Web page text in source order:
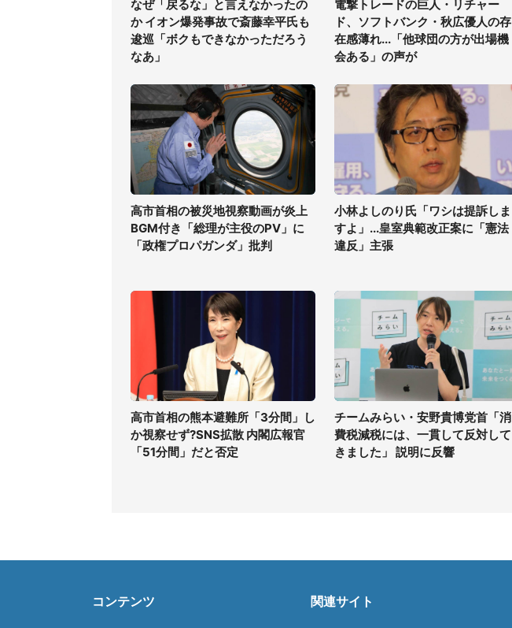
なぜ「戻るな」と言えなかったの
か イオン爆発事故で斎藤幸平氏も
逡巡「ボクもできなかっただろう
なあ」
電撃トレードの巨人・リチャー
ド、ソフトバンク・秋広優人の存
在感薄れ...「他球団の方が出場機
会ある」の声が
高市首相の被災地視察動画が炎上
BGM付き「総理が主役のPV」に
「政権プロパガンダ」批判
小林よしのり氏「ワシは提訴しま
すよ」...皇室典範改正案に「憲法
違反」主張
高市首相の熊本避難所「3分間」し
か視察せず?SNS拡散 内閣広報官
「51分間」だと否定
チームみらい・安野貴博党首「消
費税減税には、一貫して反対して
きました」 説明に反響
コンテンツ 関連サイト